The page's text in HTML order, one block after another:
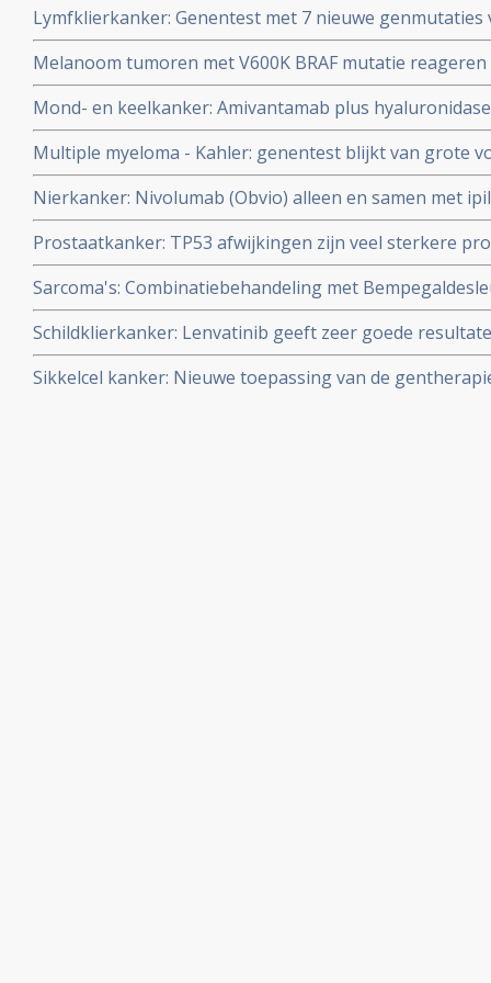
Lymfklierkanker: Genentest met 7 nieuwe
met Rituximab aanvullend op CHOP kuren zal slagen
folluculaire lymfoma
Melanoom tumoren met V600K BRAF mutatie
behandelingen dan met V600E mutaties, maar V600K
immuuntherapie met anti-PD medicijnen
Mond- en keelkanker: Amivantamab plus hyaluronidase-
geeft uitstekende resultaten bij patiënten met
eerder behandeld zijn met immuuntherapie en
Multiple myeloma - Kahler: genentest blijkt van grote
verloop van de ziekte, ook bij patienten met nieuwe
Nierkanker: Nivolumab (Obvio) alleen en samen met
uitstekende resultaten bij gevorderde niercelkanker
copy 1 copy 1
Prostaatkanker: TP53 afwijkingen zijn veel sterkere
en enzalutamide dan Androgeen receptoren expressie
uitgezaaide prostaatkanker copy 1
Sarcoma's: Combinatiebehandeling met
patienten met Sarcomas die zwaar voorbehandeld
resultaten
Schildklierkanker: Lenvatinib geeft zeer goede
gevorderde, uitgezaaide schildklierkanker waarbij
naar 18,5 maanden binnen studie van 2 jaar.
Sikkelcel kanker: Nieuwe toepassing van de